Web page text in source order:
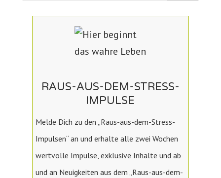
RAUS-AUS-DEM-STRESS-
IMPULSE
Melde Dich zu den „Raus-aus-dem-Stress-
Impulsen“ an und erhalte alle zwei Wochen
wertvolle Impulse, exklusive Inhalte und ab
und an Neuigkeiten aus dem „Raus-aus-dem-